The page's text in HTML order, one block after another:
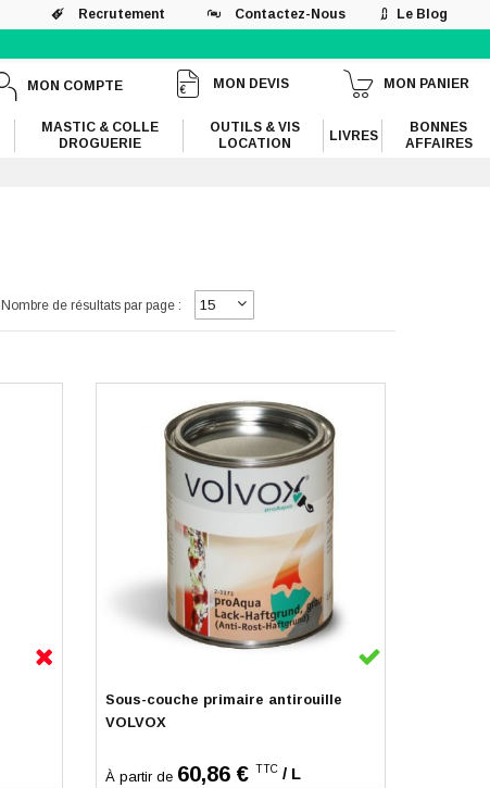
Recrutement Contactez-Nous Le Blog
MON COMPTE MON DEVIS MON PANIER
MASTIC & COLLE
DROGUERIE
OUTILS & VIS
LOCATION
LIVRES
BONNES
AFFAIRES
Nombre de résultats par page :
En stock
Sous-couche primaire antirouille
VOLVOX
À partir de 60,86 € TTC / L